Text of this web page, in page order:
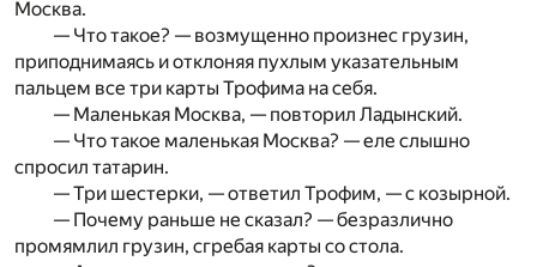
Москва.
— Что такое? — возмущенно произнес грузин,
приподнимаясь и отклоняя пухлым указательным
пальцем все три карты Трофима на себя.
— Маленькая Москва, — повторил Ладынский.
— Что такое маленькая Москва? — еле слышно
спросил татарин.
— Три шестерки, — ответил Трофим, — с козырной.
— Почему раньше не сказал? — безразлично
промямлил грузин, сгребая карты со стола.